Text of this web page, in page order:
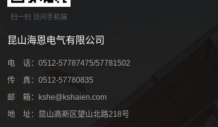
扫一扫 访问手机端
昆山海恩电气有限公司
电 话：0512-57787475/57781502
传 真：0512-57780835
邮 箱：kshe@kshaien.com
地 址：昆山高新区望山北路218号